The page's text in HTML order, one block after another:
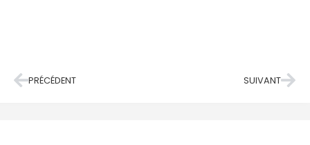
PRÉCÉDENT SUIVANT